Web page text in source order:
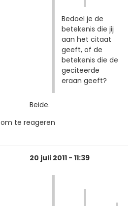
Bedoel je de
betekenis die jij
aan het citaat
geeft, of de
betekenis die de
geciteerde
eraan geeft?
Beide.
om te reageren
20 juli 2011 - 11:39